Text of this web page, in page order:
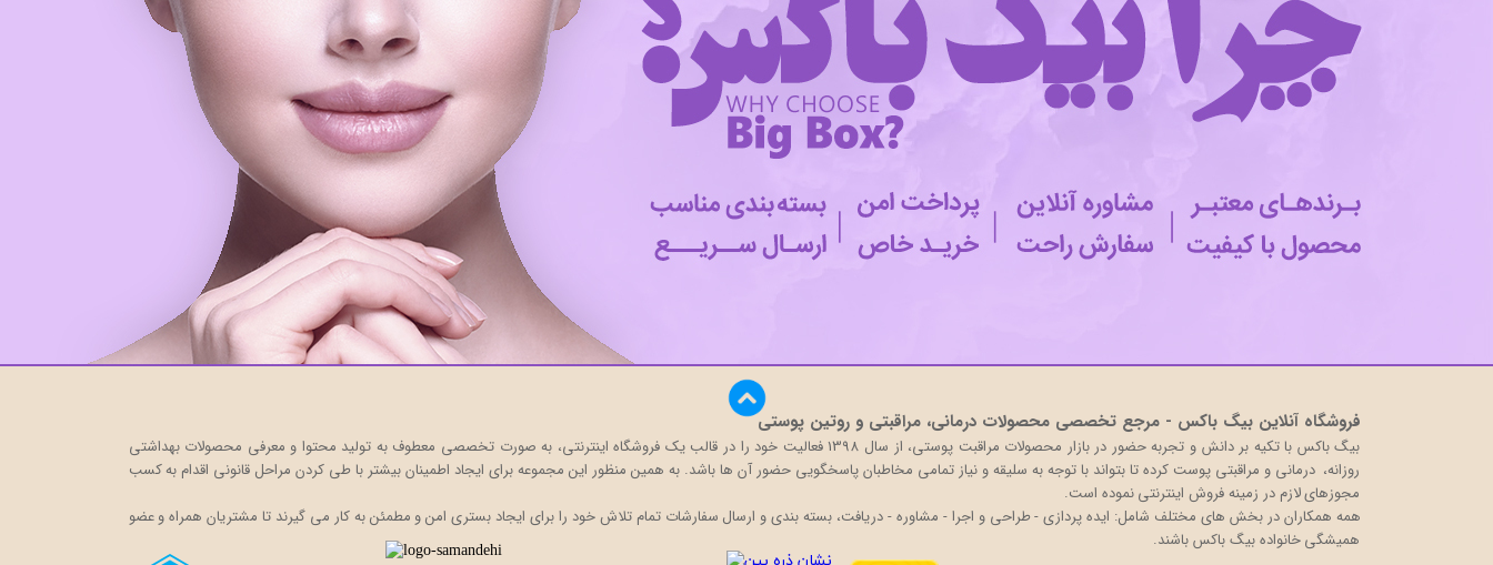
فروشگاه آنلاین بیگ باکس - مرجع تخصصی محصولات درمانی، مراقبتی و روتین پوستی
بیگ باکس با تکیه بر دانش و تجربه حضور در بازار محصولات مراقبت پوستی، از سال 1398 فعالیت خود را در قالب یک فروشگاه اینترنتی، به صورت تخصصی معطوف به تولید محتوا و معرفی محصولات بهداشتی
روزانه، درمانی و مراقبتی پوست کرده تا بتواند با توجه به سلیقه و نیاز تمامی مخاطبان پاسخگویی حضور آن ها باشد. به همین منظور این مجموعه برای ایجاد اطمینان بیشتر باطی کردن مراحل قانونی اقدام به کسب
مجوزهای لازم در زمینه فروش اینترنتی نموده است.
همه همکاران در بخش های مختلف شامل: ایده پردازی - طراحی و اجرا - مشاوره - دریافت، بسته بندی و ارسال سفارشات تمام تلاش خود را برای ایجاد بستری امن و مطمئن به کار می گیرند تا مشتریان همراه و عضو
همیشگی خانواده بیگ باکس باشند.